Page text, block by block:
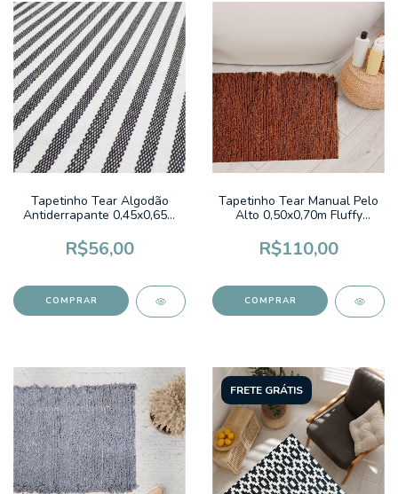
Tapetinho Tear Algodão
Antiderrapante 0,45x0,65m
R$56,00
Tapetinho Tear Manual Pelo
Alto 0,50x0,70m Fluffy
R$110,00
FRETE GRÁTIS